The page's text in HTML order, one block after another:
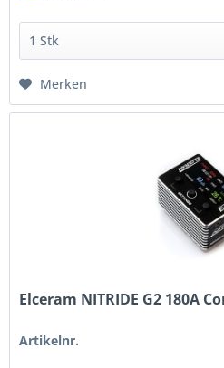
Merken
Elceram NITRIDE G2 180A
Artikelnr.